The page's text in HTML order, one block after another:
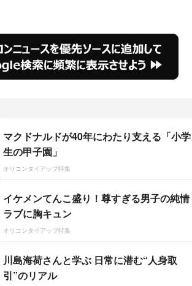
マクドナルドが40年にわたり支える「小学
生の甲子園」
オリコンタイアップ特集
イケメンてんこ盛り！尊すぎる男子の純情
ラブに胸キュン
オリコンタイアップ特集
川島海荷さんと学ぶ 日常に潜む“人身取
引”のリアル